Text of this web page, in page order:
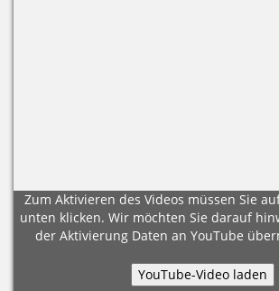
Zum Aktivieren des Videos müssen Sie
unten klicken. Wir möchten Sie darauf
der Aktivierung Daten an YouTube